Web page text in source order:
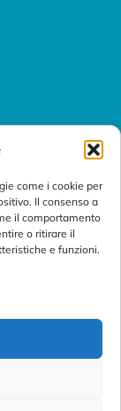
come i cookie per
Il consenso a
il comportamento
o ritirare il
e funzioni.